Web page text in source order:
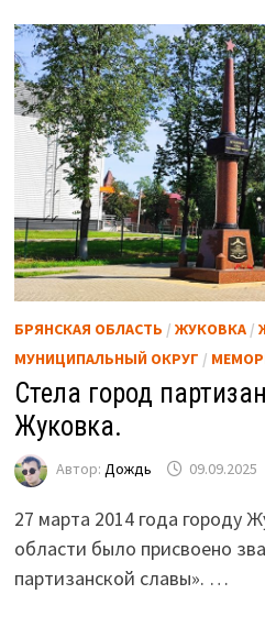
БРЯНСКАЯ ОБЛАСТЬ / ЖУКОВКА/
МУНИЦИПАЛЬНЫЙ ОКРУГ /
Стела город
Жуковка.
Автор: Дождь 09.09.2025
27 марта 2014 года городу
области было присвоено
партизанской славы». …